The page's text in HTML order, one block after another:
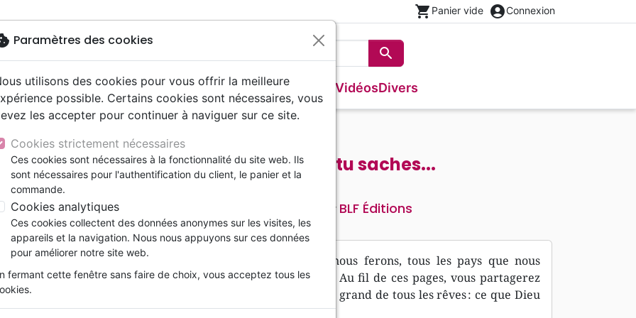
shopping_cart Panier vide account_circleConnexion
search
Rechercher
NouveautésBibles
courant
Français fondamental
Autres versions
Bibles d'étude
Nouveaux Testaments
Livres
société, politique
cadeaux
couple
Témoignages, biographies
Romans
Bandes dessinées
Prière, adoration, louange
Poésie
Jeunesse
jeunes
jeunesse
méditations jeunesse
Enseignement jeunesse
Livres d'activités
CD Jeunesse
Musique
de fête
Compilations
Recueils et partitions
Vidéos
animés
vraies, témoignages
Documentaires, reportages
Divers
cadeaux
Accessoires de Bible
fasses, je veux que tu saches...
Quoique tu fasses, je veux que tu saches...
Référence Editeur BLF Éditions
Description Détails du produit
Nous rêvons tous à l’avenir : ce qu’un jour nous ferons, tous les pays que nous
visiterons et les gens que nous rencontrerons. Au fil de ces pages, vous partagerez
ces rêves ensemble et vous découvrirez le plus grand de tous les rêves : ce que Dieu
veut pour chacune de nos vies.
Paramètres des cookies
utilisons des cookies pour vous offrir la meilleure
possible. Certains cookies sont nécessaires, vous
les accepter pour continuer à naviguer sur ce site.
Cookies strictement nécessaires
Ces cookies sont nécessaires à la fonctionnalité du site web. Ils
sont nécessaires pour l'authentification du client, le panier et la
commande.
Cookies analytiques
Ces cookies collectent des données anonymes sur les visites, les
appareils et la navigation. Nous nous appuyons sur ces données
pour améliorer notre site web.
fermant cette fenêtre sans faire de choix, vous acceptez tous les